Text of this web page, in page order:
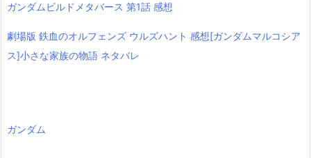
ガンダムビルドメタバース 第1話 感想
劇場版 鉄血のオルフェンズ ウルズハント 感想[ガンダムマルコシア
ス]小さな家族の物語 ネタバレ
ガンダム